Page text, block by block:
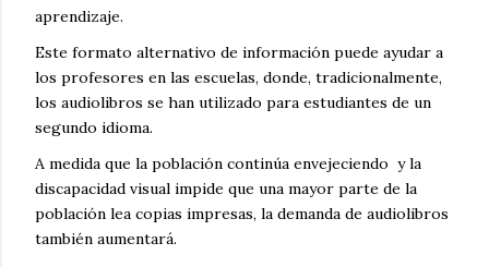
aprendizaje.
Este formato alternativo de información puede ayudar a
los profesores en las escuelas, donde, tradicionalmente,
los audiolibros se han utilizado para estudiantes de un
segundo idioma.
A medida que la población continúa envejeciendo y la
discapacidad visual impide que una mayor parte de la
población lea copias impresas, la demanda de audiolibros
también aumentará.